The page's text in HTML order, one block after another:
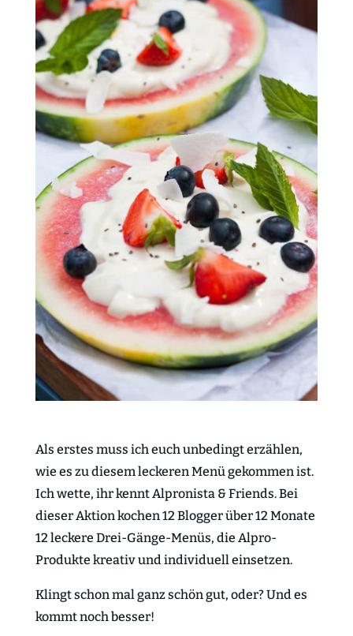
Als erstes muss ich euch unbedingt erzählen,
wie es zu diesem leckeren Menü gekommen ist.
Ich wette, ihr kennt Alpronista & Friends. Bei
dieser Aktion kochen 12 Blogger über 12 Monate
12 leckere Drei-Gänge-Menüs, die Alpro-
Produkte kreativ und individuell einsetzen.
Klingt schon mal ganz schön gut, oder? Und es
kommt noch besser!